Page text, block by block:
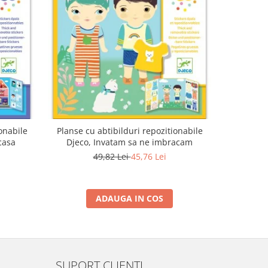
Planse cu abtibilduri repozitionabile
Djeco, Invatam sa ne imbracam
49,82 Lei45,76 Lei
ADAUGA IN COS